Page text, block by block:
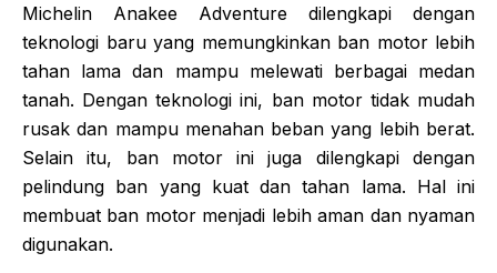
Michelin Anakee Adventure dilengkapi dengan
teknologi baru yang memungkinkan ban motor lebih
tahan lama dan mampu melewati berbagai medan
tanah. Dengan teknologi ini, ban motor tidak mudah
rusak dan mampu menahan beban yang lebih berat.
Selain itu, ban motor ini juga dilengkapi dengan
pelindung ban yang kuat dan tahan lama. Hal ini
membuat ban motor menjadi lebih aman dan nyaman
digunakan.